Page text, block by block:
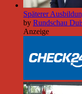
Späterer
by Rundschau
Anzeige